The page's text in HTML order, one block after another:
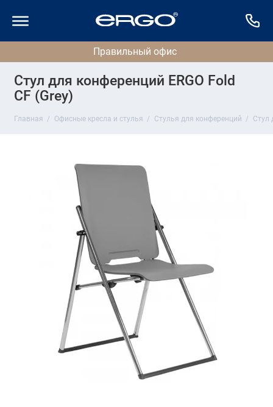
Стул для конференций ERGO Fold
CF (Grey)
Главная Офисные кресла и стулья Стулья для конференций Стул